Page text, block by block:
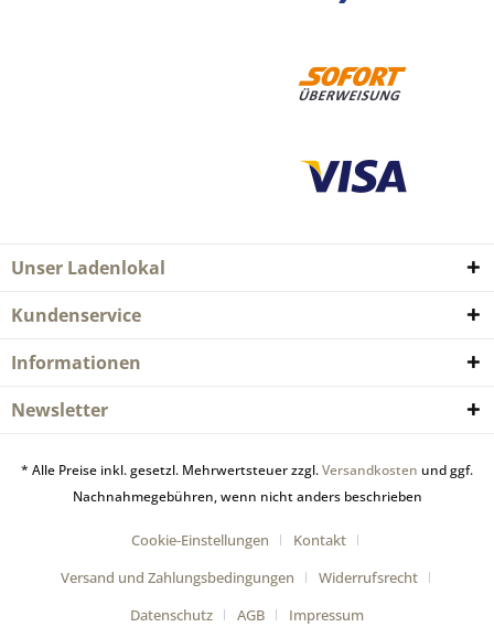
Unser Ladenlokal
Kundenservice
Informationen
Newsletter
* Alle Preise inkl. gesetzl. Mehrwertsteuer zzgl.Versandkosten und ggf.
Nachnahmegebühren, wenn nicht anders beschrieben
Cookie-Einstellungen
Kontakt
Versand und Zahlungsbedingungen
Widerrufsrecht
Datenschutz
AGB Impressum